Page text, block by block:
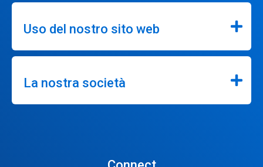
Uso del nostro sito web
La nostra società